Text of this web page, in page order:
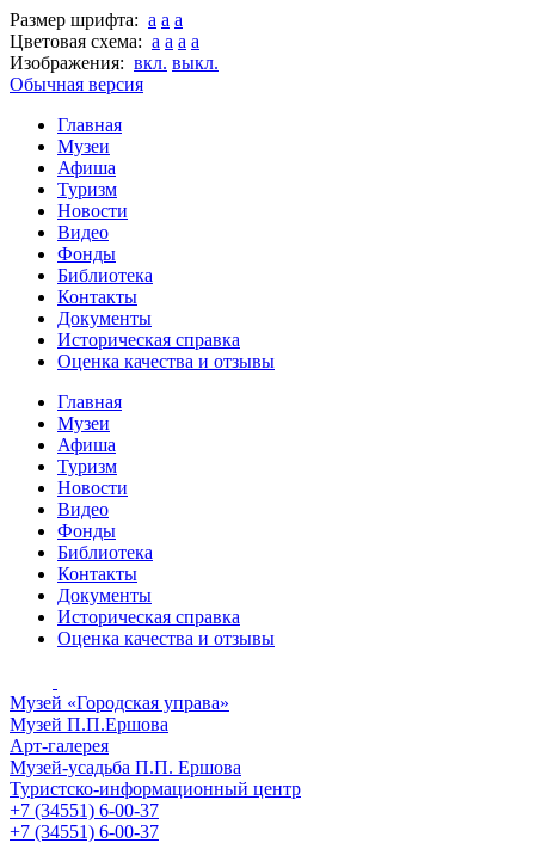
Размер шрифта: a a a
Цветовая схема: a a a a
Изображения: вкл. выкл.
Обычная версия
Главная
Музеи
Афиша
Туризм
Новости
Видео
Фонды
Библиотека
Контакты
Документы
Историческая справка
Оценка качества и отзывы
Главная
Музеи
Афиша
Туризм
Новости
Видео
Фонды
Библиотека
Контакты
Документы
Историческая справка
Оценка качества и отзывы
Музей «Городская управа»
Музей П.П.Ершова
Арт-галерея
Музей-усадьба П.П. Ершова
Туристско-информационный центр
+7 (34551) 6-00-37
+7 (34551) 6-00-37